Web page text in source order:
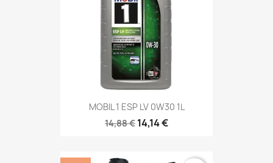
MOBIL 1 ESP LV 0W30 1L
14,88 € 14,14 €